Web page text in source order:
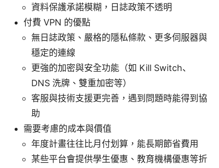
資料保護承諾模糊，日誌政策不透明
付費 VPN 的優點
無日誌政策、嚴格的隱私條款、更多伺服器與
穩定的連線
更強的加密與安全功能（如 Kill Switch、
DNS 洗牌、雙重加密等）
客服與技術支援更完善，遇到問題時能得到協
助
需要考慮的成本與價值
年度計畫往往比月付划算，能長期節省費用
某些平台會提供學生優惠、教育機構優惠等折